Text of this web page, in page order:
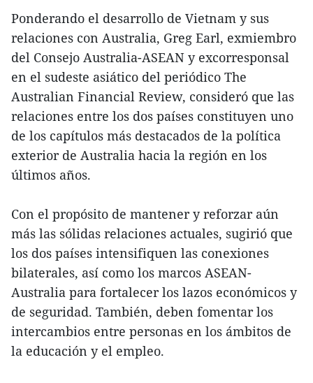
Ponderando el desarrollo de Vietnam y sus
relaciones con Australia, Greg Earl, exmiembro
del Consejo Australia-ASEAN y excorresponsal
en el sudeste asiático del periódico The
Australian Financial Review, consideró que las
relaciones entre los dos países constituyen uno
de los capítulos más destacados de la política
exterior de Australia hacia la región en los
últimos años.
Con el propósito de mantener y reforzar aún
más las sólidas relaciones actuales, sugirió que
los dos países intensifiquen las conexiones
bilaterales, así como los marcos ASEAN-
Australia para fortalecer los lazos económicos y
de seguridad. También, deben fomentar los
intercambios entre personas en los ámbitos de
la educación y el empleo.